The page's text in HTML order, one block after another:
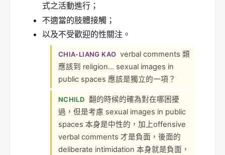
式之活動進行；
不適當的肢體接觸；
以及不受歡迎的性關注。
CHIA-LIANG KAO verbal comments 類
應該到 religion... sexual images in
public spaces 應該是獨立的一項？
NCHILD 翻的時候的確為對在哪困擾
過，但是考慮 sexual images in public
spaces 本身是中性的，加上offensive
verbal comments 才是負面，後面的
deliberate intimidation 本身就是負面，